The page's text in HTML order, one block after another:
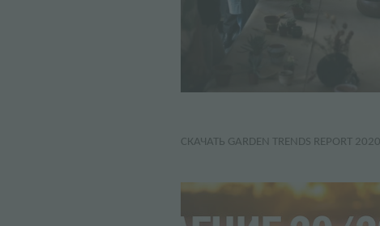
СКАЧАТЬ GARDEN TRENDS REPORT